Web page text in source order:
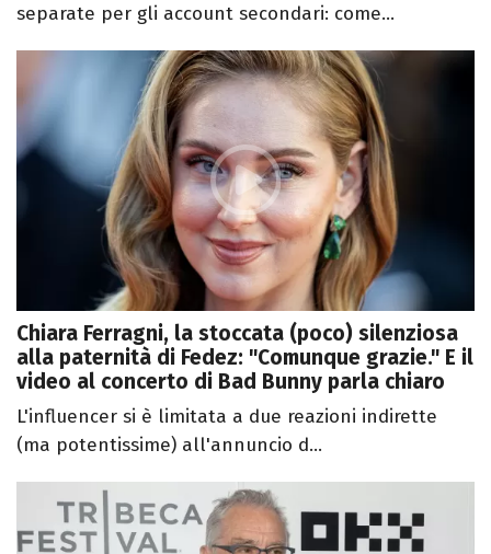
separate per gli account secondari: come...
Chiara Ferragni, la stoccata (poco) silenziosa
alla paternità di Fedez: "Comunque grazie." E il
video al concerto di Bad Bunny parla chiaro
L'influencer si è limitata a due reazioni indirette
(ma potentissime) all'annuncio d...